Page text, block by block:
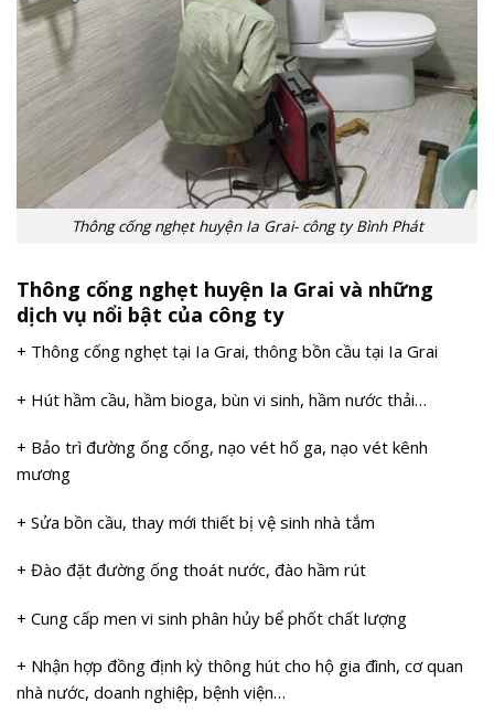
Thông cống nghẹt huyện Ia Grai- công ty Bình Phát
Thông cống nghẹt huyện Ia Grai và những
dịch vụ nổi bật của công ty
+ Thông cống nghẹt tại Ia Grai, thông bồn cầu tại Ia Grai
+ Hút hầm cầu, hầm bioga, bùn vi sinh, hầm nước thải…
+ Bảo trì đường ống cống, nạo vét hố ga, nạo vét kênh
mương
+ Sửa bồn cầu, thay mới thiết bị vệ sinh nhà tắm
+ Đào đặt đường ống thoát nước, đào hầm rút
+ Cung cấp men vi sinh phân hủy bể phốt chất lượng
+ Nhận hợp đồng định kỳ thông hút cho hộ gia đình, cơ quan
nhà nước, doanh nghiệp, bệnh viện…